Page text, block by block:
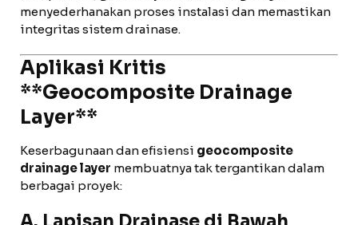
menyederhanakan proses instalasi dan memastikan
integritas sistem drainase.
Aplikasi Kritis
**Geocomposite Drainage
Layer**
Keserbagunaan dan efisiensi geocomposite
drainage layer membuatnya tak tergantikan dalam
berbagai proyek: